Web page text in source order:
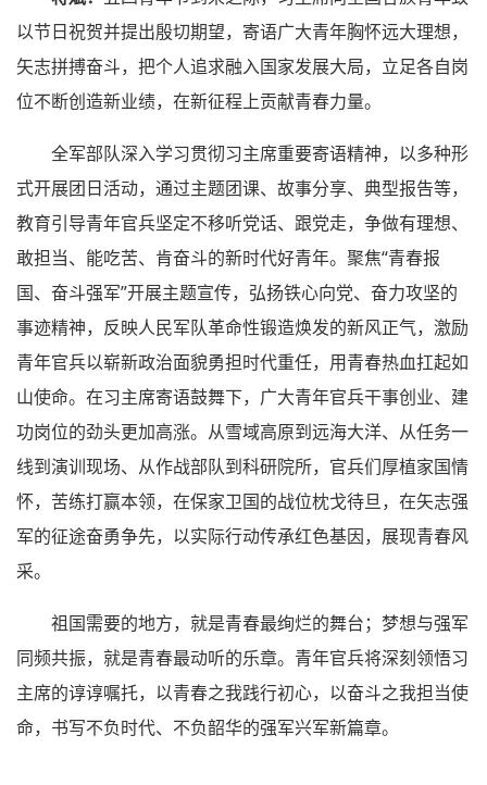
以节日祝贺并提出殷切期望，寄语广大青年胸怀远大理想，
矢志拼搏奋斗，把个人追求融入国家发展大局，立足各自岗
位不断创造新业绩，在新征程上贡献青春力量。
全军部队深入学习贯彻习主席重要寄语精神，以多种形
式开展团日活动，通过主题团课、故事分享、典型报告等，
教育引导青年官兵坚定不移听党话、跟党走，争做有理想、
敢担当、能吃苦、肯奋斗的新时代好青年。聚焦“青春报
国、奋斗强军”开展主题宣传，弘扬铁心向党、奋力攻坚的
事迹精神，反映人民军队革命性锻造焕发的新风正气，激励
青年官兵以崭新政治面貌勇担时代重任，用青春热血扛起如
山使命。在习主席寄语鼓舞下，广大青年官兵干事创业、建
功岗位的劲头更加高涨。从雪域高原到远海大洋、从任务一
线到演训现场、从作战部队到科研院所，官兵们厚植家国情
怀，苦练打赢本领，在保家卫国的战位枕戈待旦，在矢志强
军的征途奋勇争先，以实际行动传承红色基因，展现青春风
采。
祖国需要的地方，就是青春最绚烂的舞台；梦想与强军
同频共振，就是青春最动听的乐章。青年官兵将深刻领悟习
主席的谆谆嘱托，以青春之我践行初心，以奋斗之我担当使
命，书写不负时代、不负韶华的强军兴军新篇章。